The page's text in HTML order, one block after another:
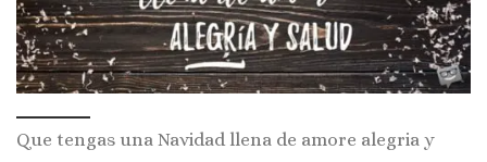
Que tengas una Navidad llena de amore alegria y